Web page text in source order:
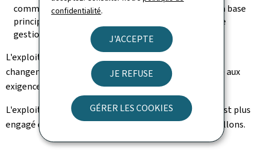
confidentialité.
J'ACCEPTE
JE REFUSE
GÉRER LES COOKIES
commerciale, le type de ballon, l'immatriculation, la base
principale, le type d'exploitation et l'organisation de
gestion du maintien de la navigabilité.
L'exploitant doit informer sans délai la DAC de tout
changement de circonstances affectant sa conformité aux
exigences applicables déclarées auprès de la DAC.
L'exploitant doit notifier sans délai la DAC lorsqu'il n'est plus
engagé dans des opérations commerciales avec des ballons.